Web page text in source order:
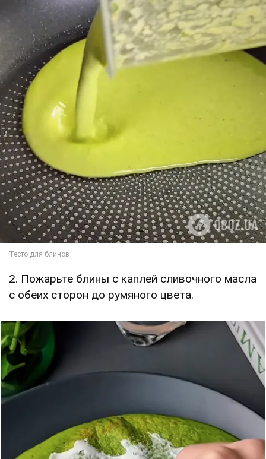
2. Пожарьте блины с каплей сливочного масла
с обеих сторон до румяного цвета.